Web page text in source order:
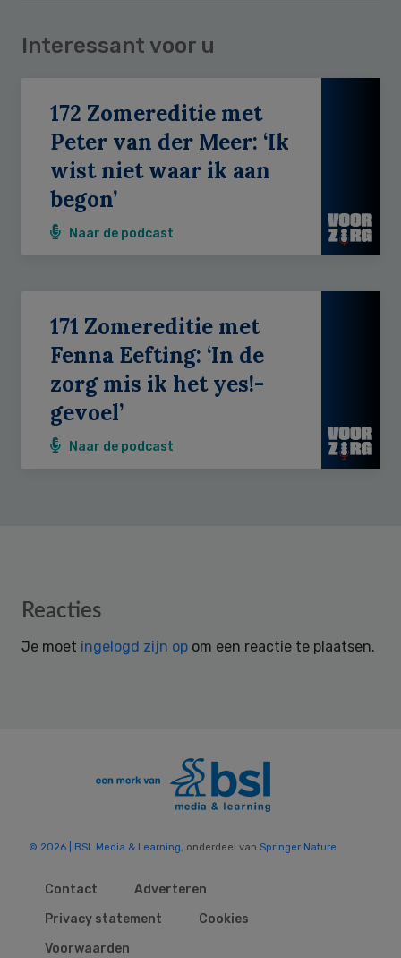
Interessant voor u
172 Zomereditie met
Peter van der Meer: ‘Ik
wist niet waar ik aan
begon’
Naar de podcast
171 Zomereditie met
Fenna Eefting: ‘In de
zorg mis ik het yes!-
gevoel’
Naar de podcast
Reader
Reacties
Je moet ingelogd zijn op om een reactie te plaatsen.
© 2026 | BSL Media & Learning, onderdeel van Springer Nature
Contact
Adverteren
Privacy statement
Cookies
Voorwaarden